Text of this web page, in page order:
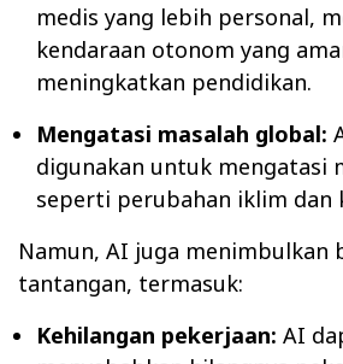
medis yang lebih personal,
kendaraan otonom yang
meningkatkan pendidikan.
Mengatasi masalah global:
digunakan untuk mengatasi
seperti perubahan iklim dan
Namun, AI juga menimbulkan
tantangan, termasuk:
Kehilangan pekerjaan: AI